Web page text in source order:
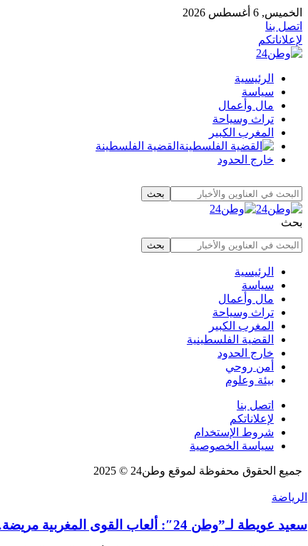
الخميس, 6 أغسطس 2026
اتصل بنا
لإعلاناتكم
الرئيسية
سياسة
مال وأعمال
تراث وسياحة
المغرب الكبير
القضية الفلسطينة
خارج الحدود
بحث
الرئيسية
سياسة
مال وأعمال
تراث وسياحة
المغرب الكبير
القضية الفلسطينية
خارج الحدود
أمن روحي
بيئة وعلوم
اتصل بنا
لإعلاناتكم
شروط الإستخدام
سياسة الخصوصية
جميع الحقوق محفوظة لموقع وطن24 © 2025
الرياضة
سعيد عويطة لـ”وطن 24″: ألعاب القوى المغربية مريضة… والبقالي قلبها النابض